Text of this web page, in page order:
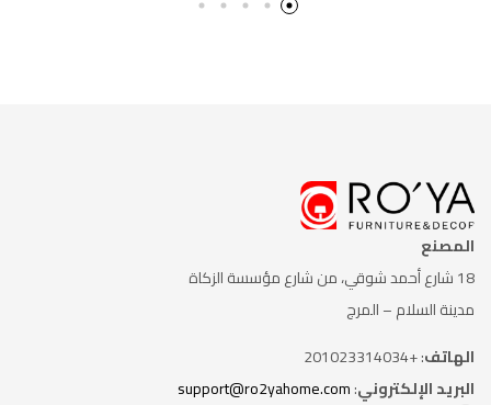
المصنع
18 شارع أحمد شوقي، من شارع
مؤسسة الزكاة
مدينة السلام – المرج
الهاتف: +201023314034
البريد الإلكتروني:
support@ro2yahome.com